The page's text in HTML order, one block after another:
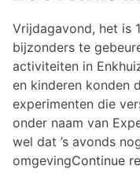
Vrijdagavond, het is
bijzonders te
activiteiten in
en kinderen konden
experimenten die
onder naam van
wel dat ’s avonds
omgevingContinue